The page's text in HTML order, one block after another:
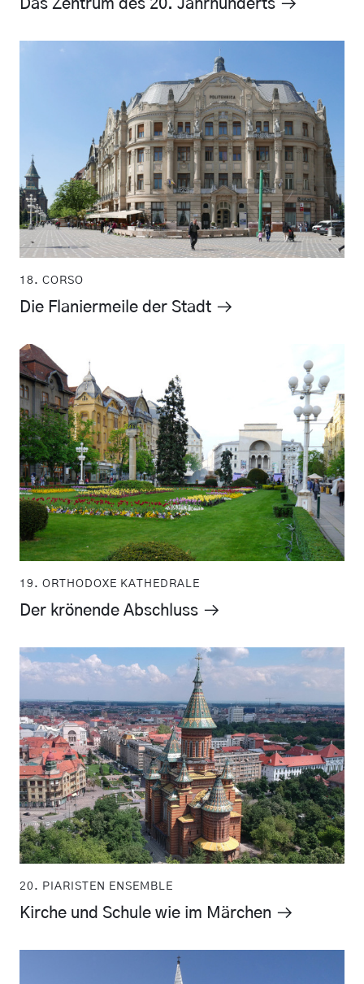
Das Zentrum des 20. Jahrhunderts
18. CORSO
Die Flaniermeile der Stadt
19. ORTHODOXE KATHEDRALE
Der krönende Abschluss
20. PIARISTEN ENSEMBLE
Kirche und Schule wie im Märchen